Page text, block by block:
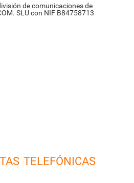
de comunicaciones de
SLU con NIF B84758713
telefónicas